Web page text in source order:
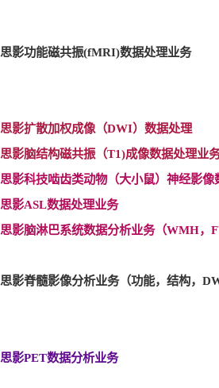
思影功能磁共振(fMRI)数据处理业务
思影扩散加权成像（DWI）数据处理
思影脑结构磁共振（T1)成像数据处理业
思影科技啮齿类动物（大小鼠）神经影像
思影ASL数据处理业务
思影脑淋巴系统数据分析业务（WMH，
思影脊髓影像分析业务（功能，结构，
思影PET数据分析业务